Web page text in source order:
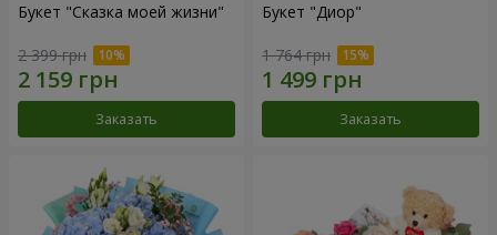
Букет "Сказка моей жизни"
2 399 грн
Заказать
Букет "Диор"
1 764 грн
Заказать